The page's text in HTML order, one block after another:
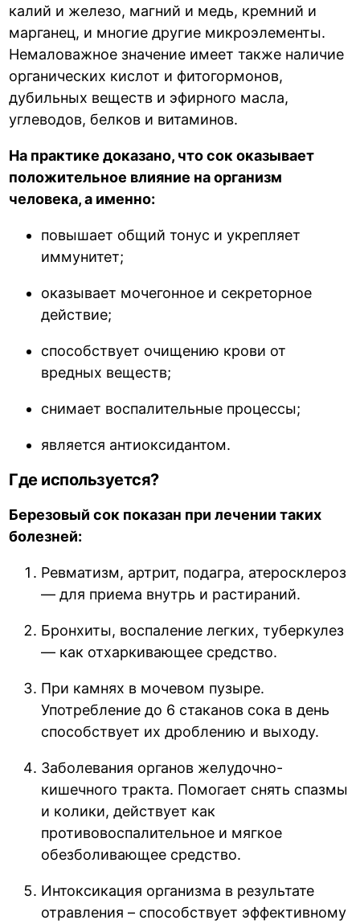
калий и железо, магний и медь, кремний и
марганец, и многие другие микроэлементы.
Немаловажное значение имеет также наличие
органических кислот и фитогормонов,
дубильных веществ и эфирного масла,
углеводов, белков и витаминов.
На практике доказано, что сок оказывает
положительное влияние на организм
человека, а именно:
повышает общий тонус и укрепляет
иммунитет;
оказывает мочегонное и секреторное
действие;
способствует очищению крови от
вредных веществ;
снимает воспалительные процессы;
является антиоксидантом.
Где используется?
Березовый сок показан при лечении таких
болезней:
Ревматизм, артрит, подагра, атеросклероз
— для приема внутрь и растираний.
Бронхиты, воспаление легких, туберкулез
— как отхаркивающее средство.
При камнях в мочевом пузыре.
Употребление до 6 стаканов сока в день
способствует их дроблению и выходу.
Заболевания органов желудочно-
кишечного тракта. Помогает снять спазмы
и колики, действует как
противовоспалительное и мягкое
обезболивающее средство.
Интоксикация организма в результате
отравления – способствует эффективному